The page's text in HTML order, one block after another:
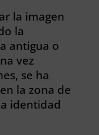
la imagen
la
antigua o
vez
se ha
la zona de
identidad